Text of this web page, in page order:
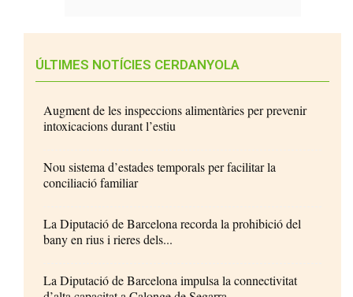
ÚLTIMES NOTÍCIES CERDANYOLA
Augment de les inspeccions alimentàries per prevenir
intoxicacions durant l’estiu
Nou sistema d’estades temporals per facilitar la
conciliació familiar
La Diputació de Barcelona recorda la prohibició del
bany en rius i rieres dels...
La Diputació de Barcelona impulsa la connectivitat